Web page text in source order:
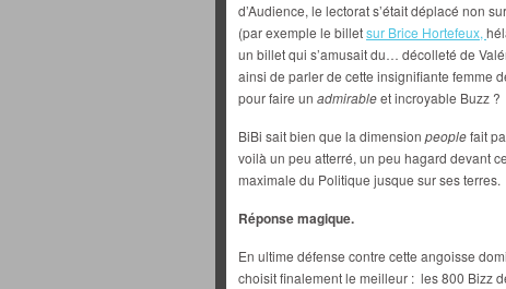
d’Audience, le lectorat s’était déplacé non
(par exemple le billetsur Brice Hortefeux,
un billet qui s’amusait du… décolleté de
ainsi de parler de cette insignifiante femme
pour faire un admirableet incroyable Buzz ?
BiBi sait bien que la dimension peoplefait
voilà un peu atterré, un peu hagard devant
maximale du Politique jusque sur ses terres.
Réponse magique.
En ultime défense contre cette angoisse
choisit finalement le meilleur : les 800 Bizz